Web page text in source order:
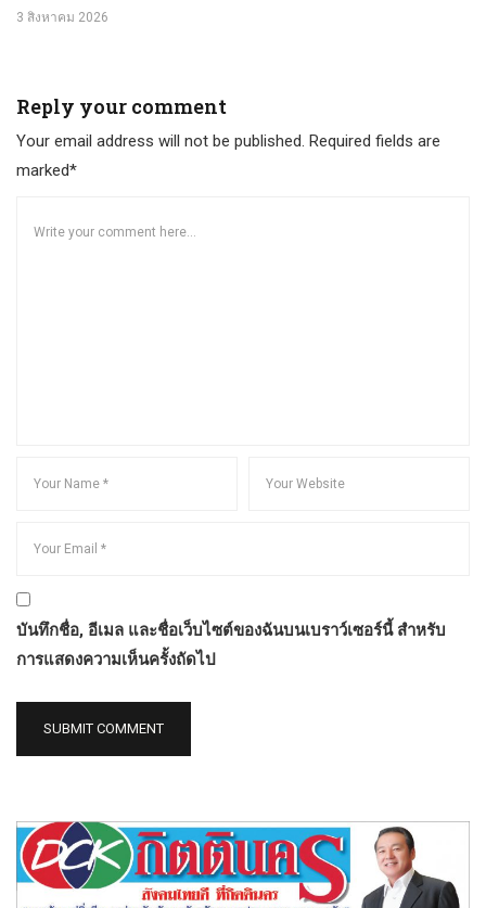
3 สิงหาคม 2026
Reply your comment
Your email address will not be published. Required fields are
marked*
บันทึกชื่อ, อีเมล และชื่อเว็บไซต์ของฉันบนเบราว์เซอร์นี้ สำหรับ
การแสดงความเห็นครั้งถัดไป